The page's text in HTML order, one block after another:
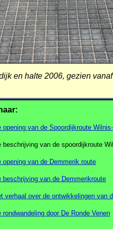
en halte 2006, gezien
opening van de Spoordijkroute
beschrijving van de spoordijkroute
opening van de Demmerik route
beschrijving van de Demmerikroute
verhaal over de ontwikkelingen van
rondwandeling door De Ronde Venen